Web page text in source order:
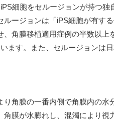
細胞をセルージョンが持つ独
ージョンは「iPS細胞が有す
角膜移植適用症例の半数以上
ます。また、セルージョンは
角膜の一番内側で角膜内の水
膜が水膨れし、混濁により視